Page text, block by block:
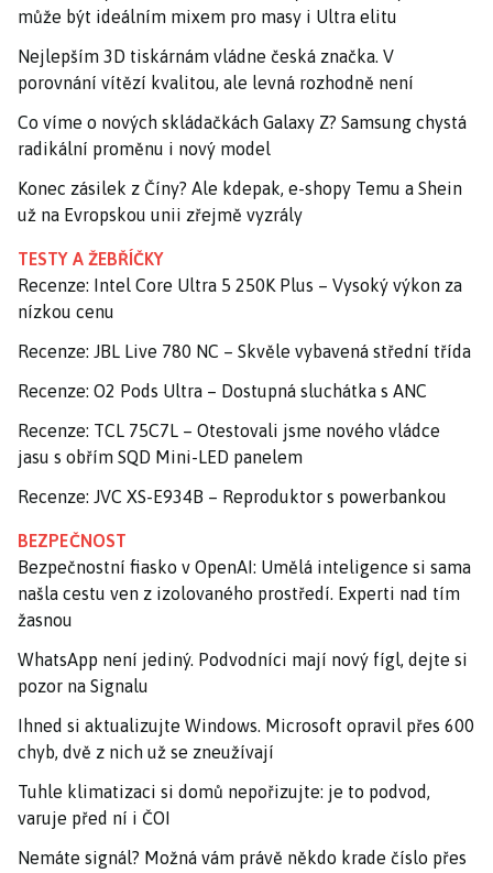
může být ideálním mixem pro masy i Ultra elitu
Nejlepším 3D tiskárnám vládne česká značka. V
porovnání vítězí kvalitou, ale levná rozhodně není
Co víme o nových skládačkách Galaxy Z? Samsung chystá
radikální proměnu i nový model
Konec zásilek z Číny? Ale kdepak, e-shopy Temu a Shein
už na Evropskou unii zřejmě vyzrály
TESTY A ŽEBŘÍČKY
Recenze: Intel Core Ultra 5 250K Plus – Vysoký výkon za
nízkou cenu
Recenze: JBL Live 780 NC – Skvěle vybavená střední třída
Recenze: O2 Pods Ultra – Dostupná sluchátka s ANC
Recenze: TCL 75C7L – Otestovali jsme nového vládce
jasu s obřím SQD Mini-LED panelem
Recenze: JVC XS-E934B – Reproduktor s powerbankou
BEZPEČNOST
Bezpečnostní fiasko v OpenAI: Umělá inteligence si sama
našla cestu ven z izolovaného prostředí. Experti nad tím
žasnou
WhatsApp není jediný. Podvodníci mají nový fígl, dejte si
pozor na Signalu
Ihned si aktualizujte Windows. Microsoft opravil přes 600
chyb, dvě z nich už se zneužívají
Tuhle klimatizaci si domů nepořizujte: je to podvod,
varuje před ní i ČOI
Nemáte signál? Možná vám právě někdo krade číslo přes